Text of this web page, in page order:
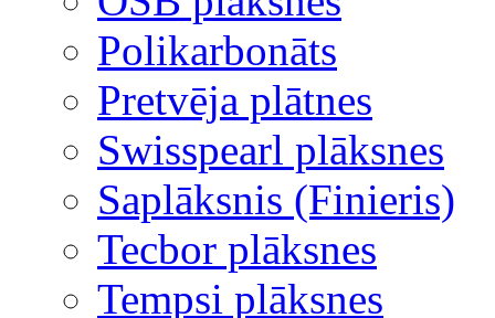
Polikarbonāts
Pretvēja plātnes
Swisspearl plāksnes
Saplāksnis (Finieris)
Tecbor plāksnes
Tempsi plāksnes